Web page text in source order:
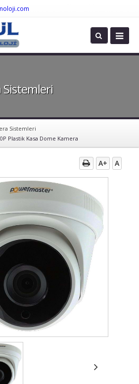
Sistemleri
Sistemleri
Plastik Kasa Dome Kamera
A+ A